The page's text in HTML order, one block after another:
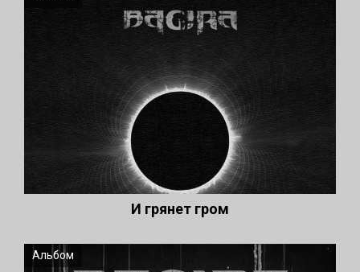
И грянет гром
Альбом